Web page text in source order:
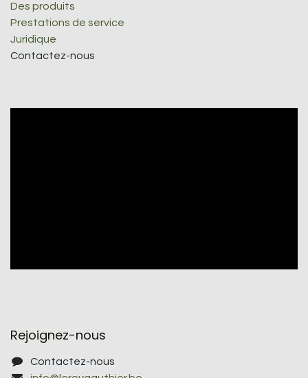
Des produits
Prestations de service
Juridique
Contactez-nous
Rejoignez-nous
Contactez-nous